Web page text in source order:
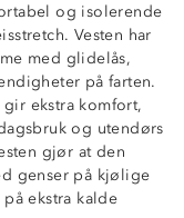
og isolerende
Vesten har
med glidelås,
på farten.
gir ekstra komfort,
og utendørs
gjør at den
genser på kjølige
ekstra kalde